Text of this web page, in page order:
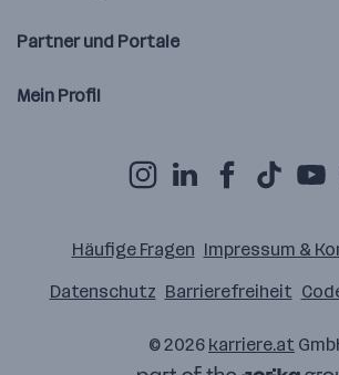
Partner und Portale
Mein Profil
Häufige Fragen Impressum &
Datenschutz Barrierefreiheit
© 2026 karriere.at